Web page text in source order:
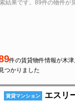
結果です。89件の物件
件の賃貸物件情報が木
見つかりました
賃貸マンション エスリ